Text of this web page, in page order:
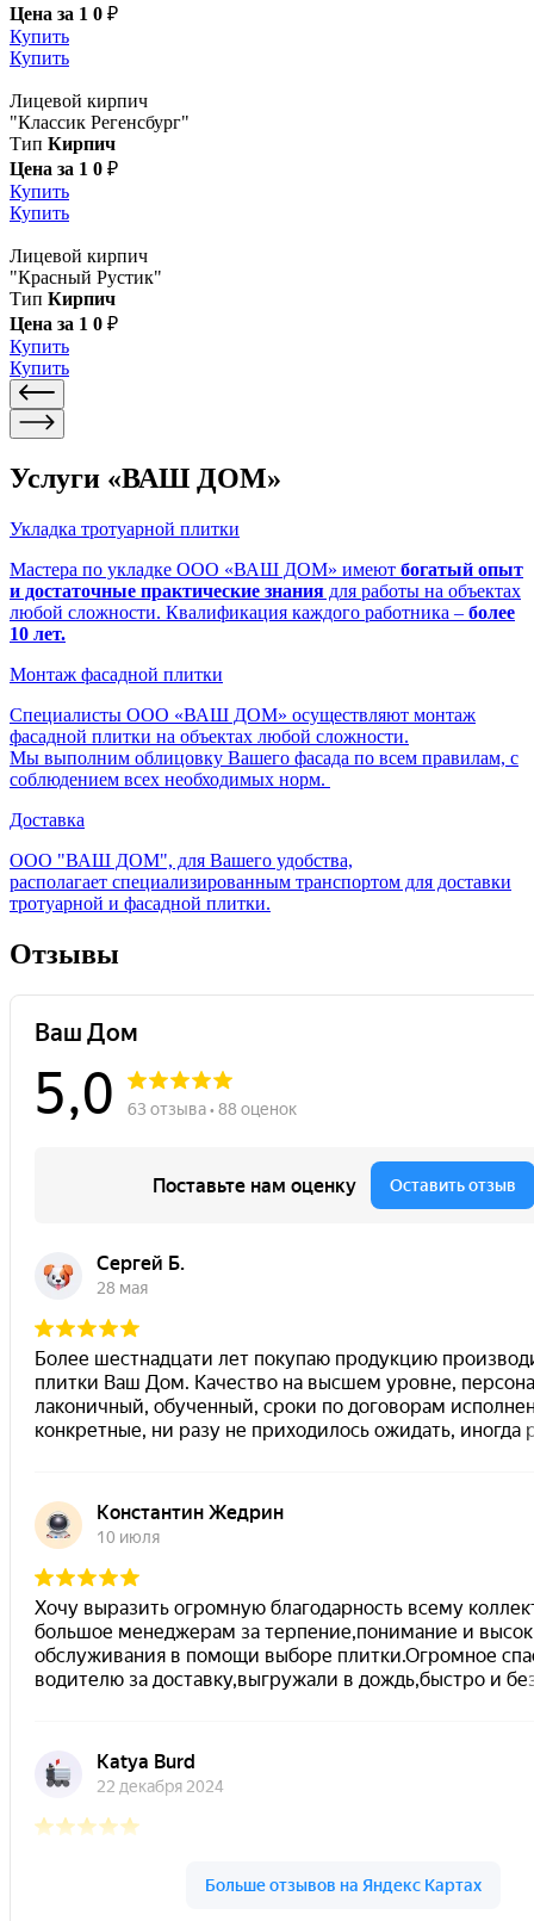
Цена за 1 0 ₽
Купить
Купить
Лицевой кирпич
"Классик Регенсбург"
Тип Кирпич
Цена за 1 0 ₽
Купить
Купить
Лицевой кирпич
"Красный Рустик"
Тип Кирпич
Цена за 1 0 ₽
Купить
Купить
Услуги «ВАШ ДОМ»
Укладка тротуарной плитки
Мастера по укладке ООО «ВАШ ДОМ» имеют богатый опыт
и достаточные практические знания для работы на объектах
любой сложности. Квалификация каждого работника – более
10 лет.
Монтаж фасадной плитки
Специалисты ООО «ВАШ ДОМ» осуществляют монтаж
фасадной плитки на объектах любой сложности.
Мы выполним облицовку Вашего фасада по всем правилам, с
соблюдением всех необходимых норм.
Доставка
ООО "ВАШ ДОМ", для Вашего удобства,
располагает специализированным транспортом для доставки
тротуарной и фасадной плитки.
Отзывы